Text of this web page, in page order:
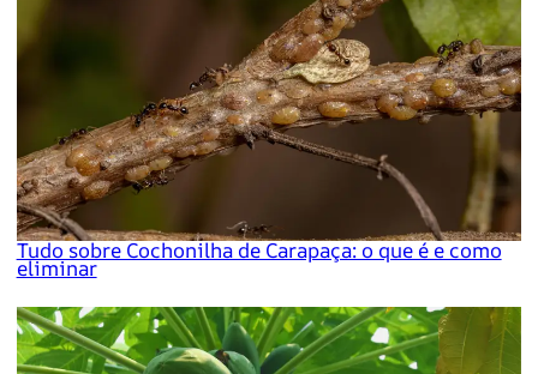
Tudo sobre Cochonilha de Carapaça: o que é e como
eliminar